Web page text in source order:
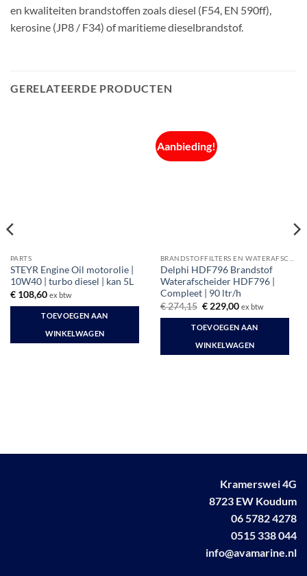
en kwaliteiten brandstoffen zoals diesel (F54, EN 590ff),
kerosine (JP8 / F34) of maritieme dieselbrandstof.
GERELATEERDE PRODUCTEN
PARTS
STEYR Engine Oil motorolie |
10W40 | turbo diesel | kan 5L
€108,60 ex btw
TOEVOEGEN AAN
WINKELWAGEN
Aanbieding!
BRANDSTOFFILTERS EN WATERAFSCHEIDERS
Delphi HDF796 Brandstof
Waterafscheider HDF796 |
Compleet | 90 ltr/h
€274,15 Oorspronkelijke
was:
€ 274,15.
€229,00Huidige
is:
€ 229,00.
ex btw
TOEVOEGEN AAN
WINKELWAGEN
Kramerswei 4G
8723 EW Koudum
06 5782 4278
0515 338 044
info@avamarine.nl